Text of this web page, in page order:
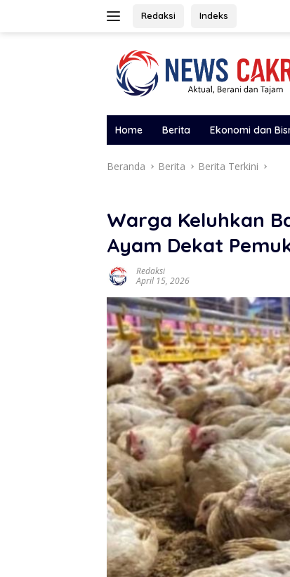
Redaksi Indeks
Home Berita Ekonomi dan
Beranda Berita Berita Terkini
Warga Keluhkan
Ayam Dekat
Redaksi
April 15, 2026